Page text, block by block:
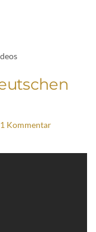
1 Kommentar